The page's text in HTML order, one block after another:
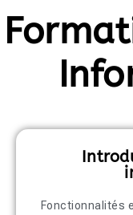
Fonctionnalités